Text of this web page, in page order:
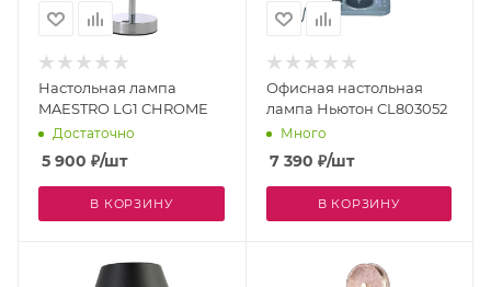
Настольная лампа
MAESTRO LG1 CHROME
Достаточно
5 900 ₽/шт
В КОРЗИНУ
Офисная настольная
лампа Ньютон CL803052
Много
7 390 ₽/шт
В КОРЗИНУ